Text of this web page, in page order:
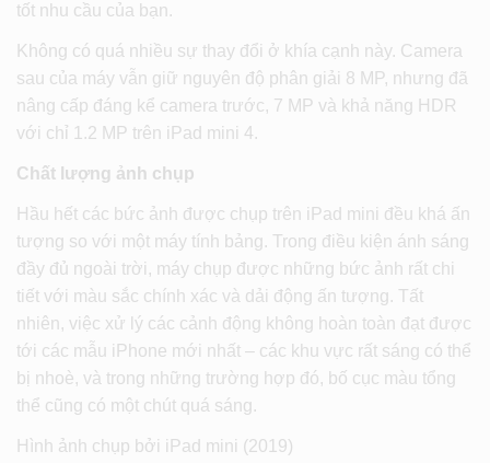
tốt nhu cầu của bạn.
Không có quá nhiều sự thay đổi ở khía cạnh này. Camera
sau của máy vẫn giữ nguyên độ phân giải 8 MP, nhưng đã
nâng cấp đáng kể camera trước, 7 MP và khả năng HDR
với chỉ 1.2 MP trên iPad mini 4.
Chất lượng ảnh chụp
Hầu hết các bức ảnh được chụp trên iPad mini đều khá ấn
tượng so với một máy tính bảng. Trong điều kiện ánh sáng
đầy đủ ngoài trời, máy chụp được những bức ảnh rất chi
tiết với màu sắc chính xác và dải động ấn tượng. Tất
nhiên, việc xử lý các cảnh động không hoàn toàn đạt được
tới các mẫu iPhone mới nhất – các khu vực rất sáng có thể
bị nhoè, và trong những trường hợp đó, bố cục màu tổng
thể cũng có một chút quá sáng.
Hình ảnh chụp bởi iPad mini (2019)